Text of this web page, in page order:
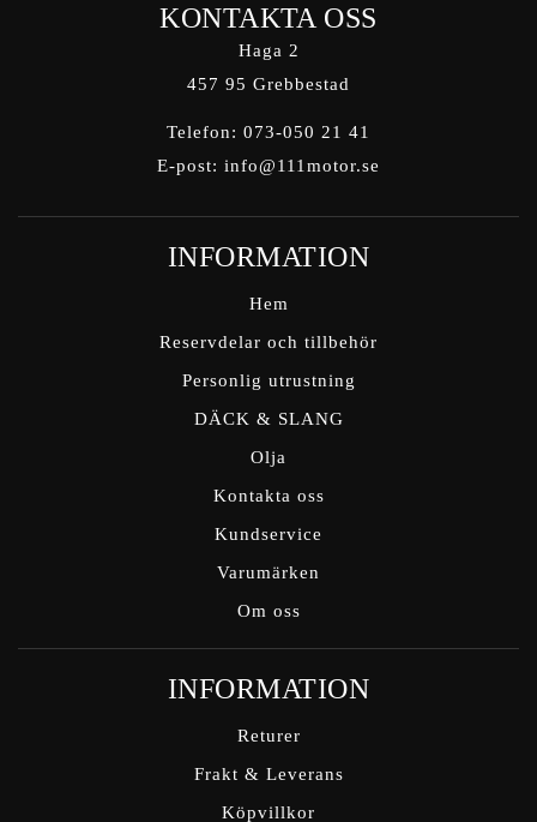
KONTAKTA OSS
Haga 2
457 95 Grebbestad
Telefon: 073-050 21 41
E-post: info@111motor.se
INFORMATION
Hem
Reservdelar och tillbehör
Personlig utrustning
DÄCK & SLANG
Olja
Kontakta oss
Kundservice
Varumärken
Om oss
INFORMATION
Returer
Frakt & Leverans
Köpvillkor